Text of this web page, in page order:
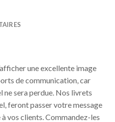
une excellente image
de communication, car
ne sera perdue. Nos livrets
feront passer votre message
vos clients. Commandez-les